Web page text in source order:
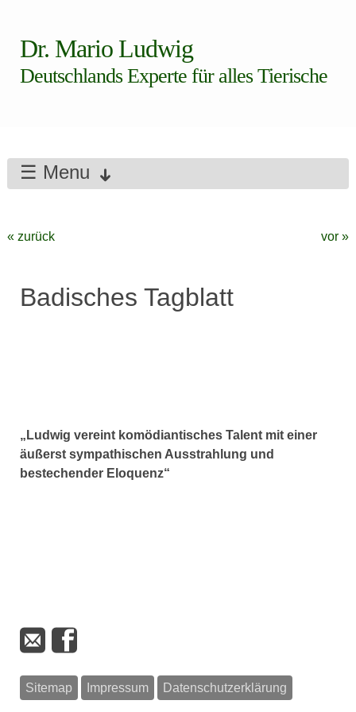
Dr. Mario Ludwig
Deutschlands Experte für alles Tierische
☰ Menu
« zurück vor »
Badisches Tagblatt
„Ludwig vereint komödiantisches Talent mit einer
äußerst sympathischen Ausstrahlung und
bestechender Eloquenz“
Sitemap Impressum Datenschutzerklärung